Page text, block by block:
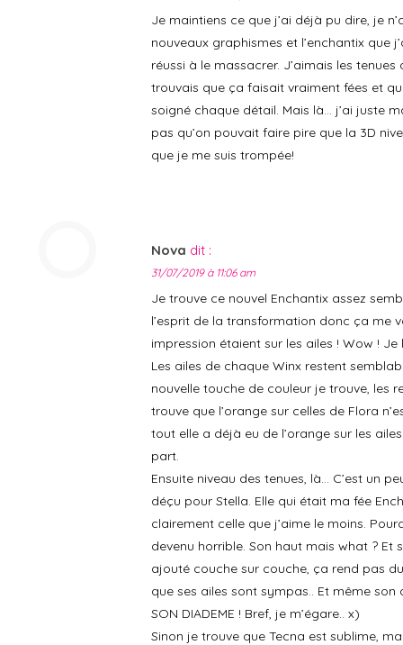
Je maintiens ce que j’ai déjà pu dire, je
nouveaux graphismes et l’enchantix que
réussi à le massacrer. J’aimais les
trouvais que ça faisait vraiment fées et
soigné chaque détail. Mais là… j’ai juste
pas qu’on pouvait faire pire que la 3D
que je me suis trompée!
Nova dit :
31/07/2019 à 11:06 am
Je trouve ce nouvel Enchantix assez
l’esprit de la transformation donc ça me
impression étaient sur les ailes ! Wow !
Les ailes de chaque Winx restent
nouvelle touche de couleur je trouve, les
trouve que l’orange sur celles de Flora
tout elle a déjà eu de l’orange sur les
part.
Ensuite niveau des tenues, là… C’est un
déçu pour Stella. Elle qui était ma fée
clairement celle que j’aime le moins.
devenu horrible. Son haut mais what ? Et
ajouté couche sur couche, ça rend pas
que ses ailes sont sympas.. Et même son
SON DIADEME ! Bref, je m’égare.. x)
Sinon je trouve que Tecna est sublime,